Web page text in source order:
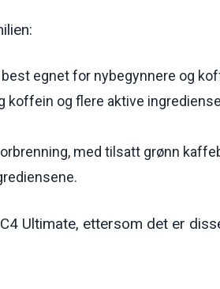
egnet for nybegynnere og
koffein og flere aktive
med tilsatt grønn
Ultimate, ettersom det er